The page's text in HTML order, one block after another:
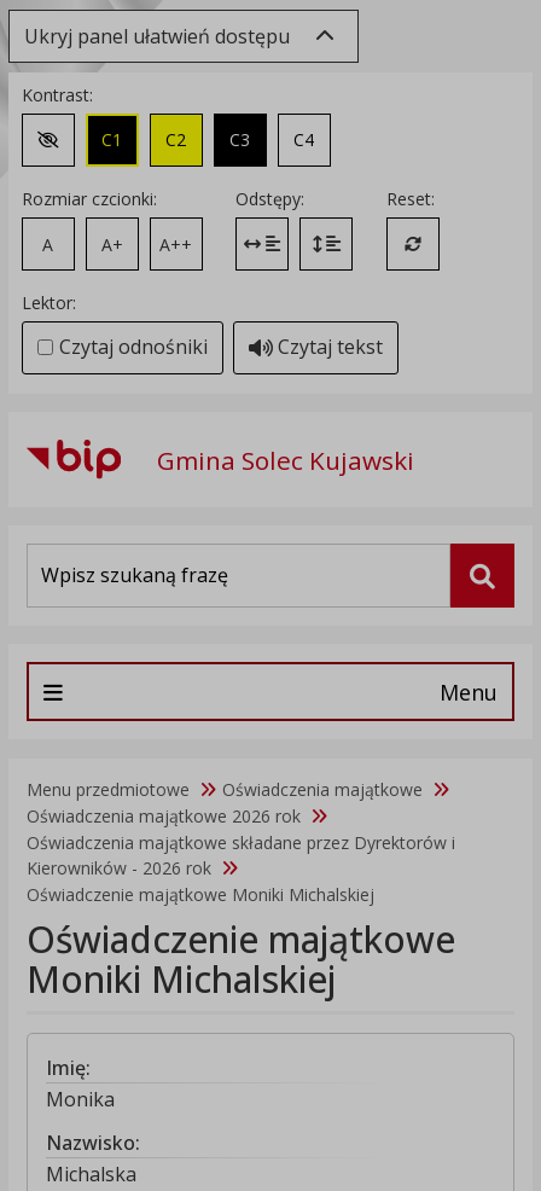
Ukryj panel ułatwień dostępu
Kontrast:
Zmień kontrast na domyślny
C1 C2 C3 C4
Rozmiar czcionki:
A
A+ A++
Odstępy:
Zmień odstęp między literami
Zmień interlinię i margines
Reset:
Przywróć
Lektor:
Czytaj odnośniki Czytaj tekst
Gmina Solec Kujawski
Menu
Menu przedmiotowe
Oświadczenia majątkowe
Oświadczenia majątkowe 2026 rok
Oświadczenia majątkowe składane przez Dyrektorów i
Kierowników - 2026 rok
Oświadczenie majątkowe Moniki Michalskiej
Oświadczenie majątkowe
Moniki Michalskiej
Imię:
Monika
Nazwisko:
Michalska